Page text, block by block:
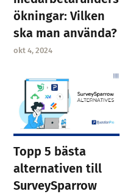
ökningar: Vilken
ska man använda?
okt 4, 2024
Topp 5 bästa
alternativen till
SurveySparrow